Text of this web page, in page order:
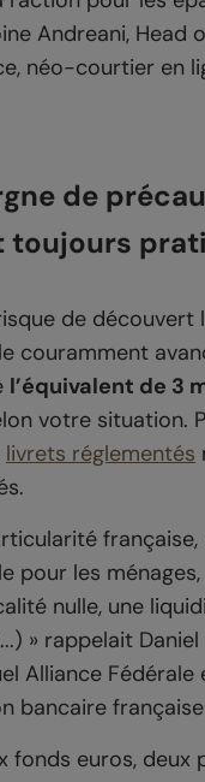
Andreani, Head
néo-courtier en
de
toujours
de découvert
couramment
l’équivalent de 3
votre situation.
livrets réglementés
pour les
nulle, une
» rappelait
Alliance
bancaire
fonds euros, deux